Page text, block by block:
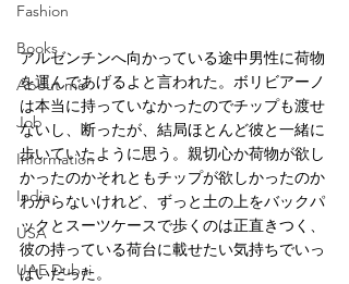
Fashion
Books
About me
Job
Information
India
USA
UAE Dubai
アルゼンチンへ向かっている途中男性に荷物
を運んであげるよと言われた。ボリビアーノ
は本当に持っていなかったのでチップも渡せ
ないし、断ったが、結局ほとんど彼と一緒に
歩いていたように思う。親切心か荷物が欲し
かったのかそれともチップが欲しかったのか
わからないけれど、ずっと土の上をバックパ
ックとスーツケースで歩くのは正直きつく、
彼の持っている荷台に載せたい気持ちでいっ
ぱいだった。